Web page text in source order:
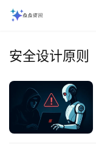
安全设计原则